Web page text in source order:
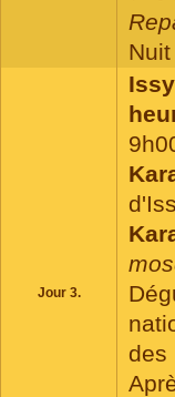
Jour 3.
des